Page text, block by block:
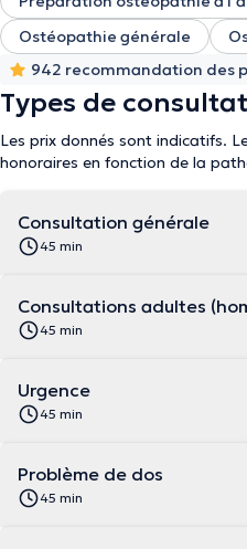
Ostéopathie générale
942 recommandation des
Types de
Les prix donnés sont indicatifs.
honoraires en fonction de la
Consultation générale
45 min
Consultations adultes
45 min
Urgence
45 min
Problème de dos
45 min